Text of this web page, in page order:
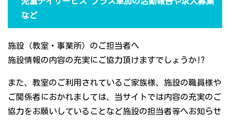
など
施設（教室・事業所）のご担当者へ
施設情報の内容の充実にご協力頂けますでしょうか!?
また、教室のご利用されているご家族様、施設の職員様や
ご関係者におかれましては、当サイトでは内容の充実のご
協力をお願いしていることなど施設の担当者等へお知らせ